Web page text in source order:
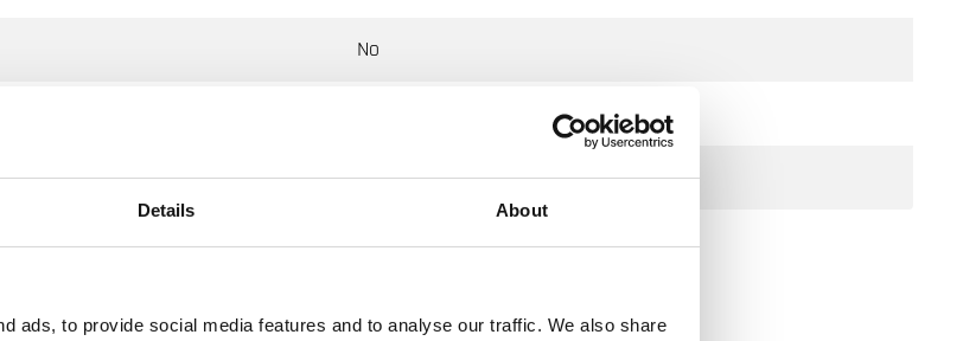
Details About
ads, to provide social media features and to analyse our traffic. We also share
No
0-10 V